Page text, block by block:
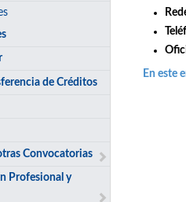
de Créditos
Convocatorias
Profesional y
En este